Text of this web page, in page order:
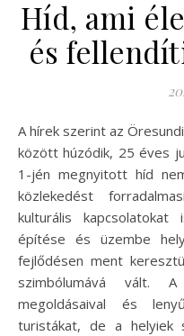
Híd, ami
és
A hírek szerint az Öresundi híd, amely Dánia és Svédország
között húzódik, 25 éves
1-jén megnyitott híd
közlekedést
kulturális
építése és üzembe
fejlődésen ment
szimbólumává vált.
megoldásaival és
turistákat, de a helyiek